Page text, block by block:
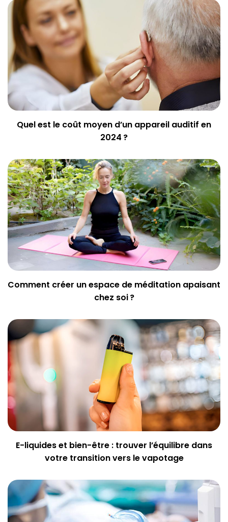
Quel est le coût moyen d’un appareil auditif en
2024 ?
Comment créer un espace de méditation apaisant
chez soi ?
E-liquides et bien-être : trouver l’équilibre dans
votre transition vers le vapotage